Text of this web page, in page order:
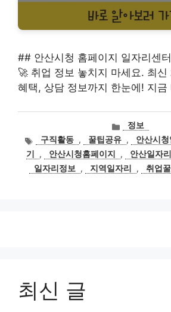
## 안산시청 홈페이지 일자리센
🚀 취업 정보 놓치지 마세요. 최신
혜택, 상담 정보까지 한눈에! 지금
카
고
리
정보
태구직활동 , 꿀팁공유 ,
안산시
기
, 안산시청홈페이지 , 안산일자리
일자리정보
, 지역일자리 , 취업
최신 글